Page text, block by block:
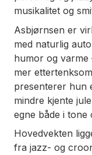
musikalitet og
Asbjørnsen er
med naturlig
humor og varme
mer
presenterer hun
mindre kjente
egne både i tone
Hovedvekten
fra jazz- og